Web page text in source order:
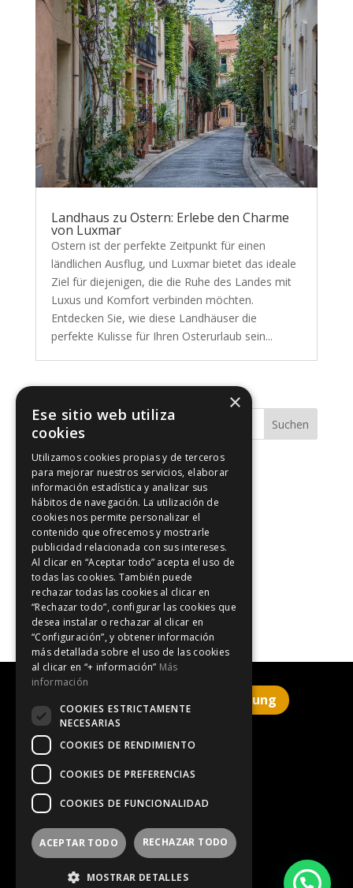
Landhaus zu Ostern: Erlebe den Charme
von Luxmar
Ostern ist der perfekte Zeitpunkt für einen
ländlichen Ausflug, und Luxmar bietet das ideale
Ziel für diejenigen, die die Ruhe des Landes mit
Luxus und Komfort verbinden möchten.
Entdecken Sie, wie diese Landhäuser die
perfekte Kulisse für Ihren Osterurlaub sein...
Suchen
Blog-a
Formel 1
Osterferien
Veranstaltungen in Katalonien
Klicken Sie hier für die Buchung
Impressum
Informationen zu Cookies
×
Ese sitio web utiliza
cookies
Utilizamos cookies propias y de terceros
para mejorar nuestros servicios, elaborar
información estadística y analizar sus
hábitos de navegación. La utilización de
cookies nos permite personalizar el
contenido que ofrecemos y mostrarle
publicidad relacionada con sus intereses.
Al clicar en “Aceptar todo” acepta el uso de
todas las cookies. También puede
rechazar todas las cookies al clicar en
“Rechazar todo”, configurar las cookies que
desea instalar o rechazar al clicar en
“Configuración”, y obtener información
más detallada sobre el uso de las cookies
al clicar en “+ información” Más
información
COOKIES ESTRICTAMENTE
NECESARIAS
COOKIES DE RENDIMIENTO
COOKIES DE PREFERENCIAS
COOKIES DE FUNCIONALIDAD
ACEPTAR TODO RECHAZAR TODO
MOSTRAR DETALLES